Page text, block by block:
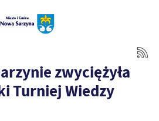
zwyciężyła
Turniej Wiedzy